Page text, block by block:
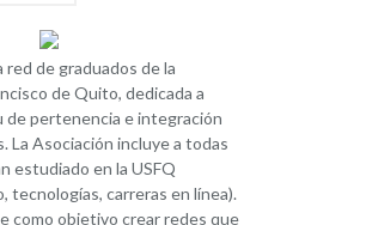
red de graduados de la
de Quito, dedicada a
de pertenencia e integración
La Asociación incluye a todas
estudiado en la USFQ
tecnologías, carreras en línea).
como objetivo crear redes que